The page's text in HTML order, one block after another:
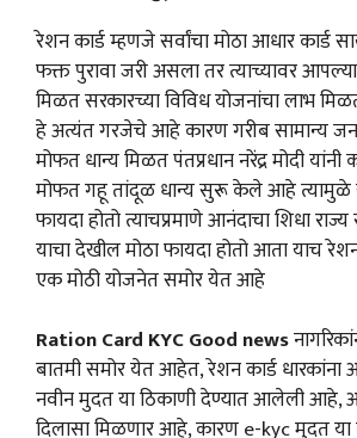
रेशन कार्ड म्हणजे सर्वांचा मोठा आधार कार्ड
फक्त पुरावा जरी असला तर त्याच्यावर
मिळत सरकारच्या विविध योजनांचा लाभ
हे अत्यंत गरजेचे आहे कारण गरीब सामान्य
मोफत धान्य मिळत पंतप्रधान नरेंद्र मोदी यांनी
मोफत गहू तांदूळ धान्य सुरू केले आहे त्यामुळे
फायदा होतो त्याचप्रमाणे आनंदाचा शिधा
याचा देखील मोठा फायदा होतो आता याच
एक मोठी योजनेत समोर येत आहे
Ration Card KYC Good news
बातमी समोर येत आहेत, रेशन कार्ड
नवीन मुदत या ठिकाणी देण्यात आलेली आहे,
दिलासा मिळणार आहे, कारण e-kyc मुदत या